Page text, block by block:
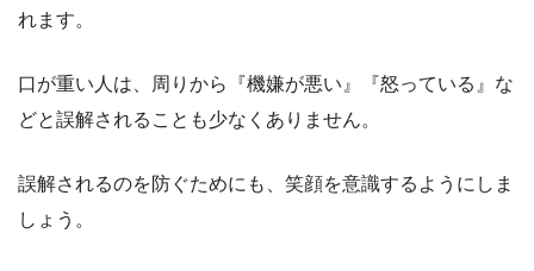
れます。
口が重い人は、周りから『機嫌が悪い』『怒っている』な
どと誤解されることも少なくありません。
誤解されるのを防ぐためにも、笑顔を意識するようにしま
しょう。